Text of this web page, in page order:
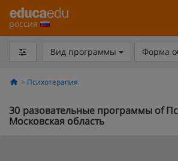
россия
Вид программы Форма
Психотерапия
30 разовательные программы of
Московская область